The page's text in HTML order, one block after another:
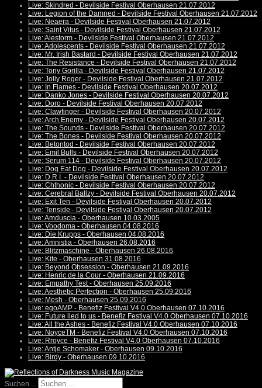
Live: Skindred - Devilside Festival Oberhausen 21.07.2012
Live: Legion of the Damned - Devilside Festival Oberhausen 21.07.2012
Live: Neaera - Devilside Festival Oberhausen 21.07.2012
Live: Saint Vitus - Devilside Festival Oberhausen 21.07.2012
Live: Alestorm - Devilside Festival Oberhausen 21.07.2012
Live: Adolescents - Devilside Festival Oberhausen 21.07.2012
Live: Mr. Irish Bastard - Devilside Festival Oberhausen 21.07.2012
Live: The Resistance - Devilside Festival Oberhausen 21.07.2012
Live: Tony Gorilla - Devilside Festival Oberhausen 21.07.2012
Live: Jolly Roger - Devilside Festival Oberhausen 21.07.2012
Live: In Flames - Devilside Festival Oberhausen 20.07.2012
Live: Danko Jones - Devilside Festival Oberhausen 20.07.2012
Live: Doro - Devilside Festival Oberhausen 20.07.2012
Live: Clawfinger - Devilside Festival Oberhausen 20.07.2012
Live: Arch Enemy - Devilside Festival Oberhausen 20.07.2012
Live: The Sounds - Devilside Festival Oberhausen 20.07.2012
Live: The Bones - Devilside Festival Oberhausen 20.07.2012
Live: Betontod - Devilside Festival Oberhausen 20.07.2012
Live: Emil Bulls - Devilside Festival Oberhausen 20.07.2012
Live: Serum 114 - Devilside Festival Oberhausen 20.07.2012
Live: Dog Eat Dog - Devilside Festival Oberhausen 20.07.2012
Live: D.R.I. - Devilside Festival Oberhausen 20.07.2012
Live: Chthonic - Devilside Festival Oberhausen 20.07.2012
Live: Cerebral Ballzy - Devilside Festival Oberhausen 20.07.2012
Live: Exit Ten - Devilside Festival Oberhausen 20.07.2012
Live: Tenside - Devilside Festival Oberhausen 20.07.2012
Live: Amduscia - Oberhausen 10.03.2005
Live: Voodoma - Oberhausen 04.08.2016
Live: Die Krupps - Oberhausen 04.08.2016
Live: Amnistia - Oberhausen 26.08.2016
Live: Blitzmaschine - Oberhausen 26.08.2016
Live: Kite - Oberhausen 31.08.2016
Live: Beyond Obsession - Oberhausen 21.09.2016
Live: Henric de la Cour - Oberhausen 21.09.2016
Live: Empathy Test - Oberhausen 25.09.2016
Live: Aesthetic Perfection - Oberhausen 25.09.2016
Live: Mesh - Oberhausen 25.09.2016
Live: egoAMP - Benefiz Festival V4.0 Oberhausen 07.10.2016
Live: Future lied to us - Benefiz Festival V4.0 Oberhausen 07.10.2016
Live: All the Ashes - Benefiz Festival V4.0 Oberhausen 07.10.2016
Live: NoyceTM - Benefiz Festival V4.0 Oberhausen 07.10.2016
Live: Rroyce - Benefiz Festival V4.0 Oberhausen 07.10.2016
Live: Antje Schomaker - Oberhausen 09.10.2016
Live: Birdy - Oberhausen 09.10.2016
Suchen ...